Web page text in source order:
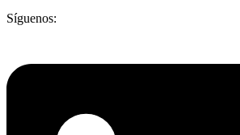
Síguenos: